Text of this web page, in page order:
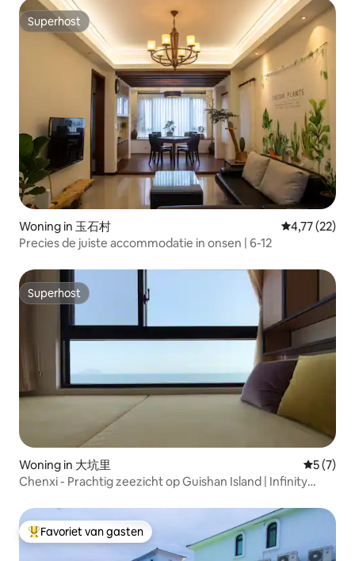
Vriendelijk voor buitenlanders
Superhost
Superhost
Woning in 玉石村 Gemiddelde
4,77 (22)
Precies de juiste accommodatie in onsen | 6-12
Superhost
Superhost
Woning in 大坑里
5 (7)
Chenxi - Prachtig zeezicht op Guishan Island | Infinity
Verjaardags- en huwelijksaanzoekfeest
Topfavoriet van gasten
Favoriet van gasten